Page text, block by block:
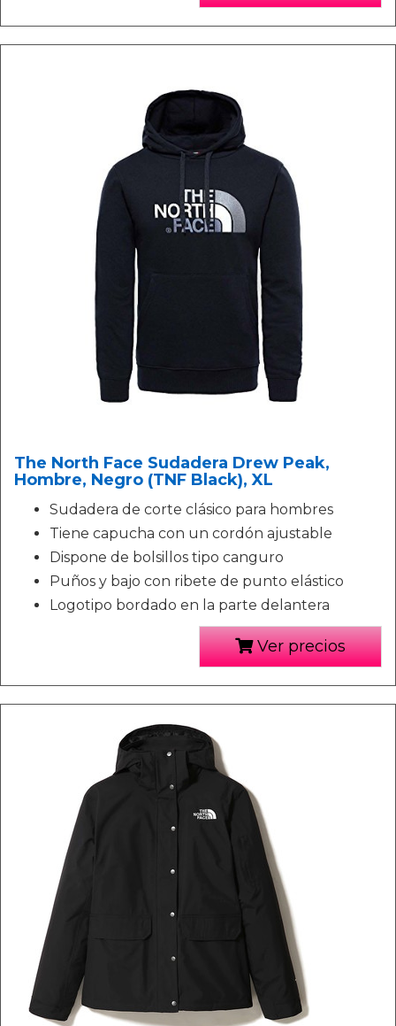
The North Face Sudadera Drew Peak,
Hombre, Negro (TNF Black), XL
Sudadera de corte clásico para hombres
Tiene capucha con un cordón ajustable
Dispone de bolsillos tipo canguro
Puños y bajo con ribete de punto elástico
Logotipo bordado en la parte delantera
Ver precios